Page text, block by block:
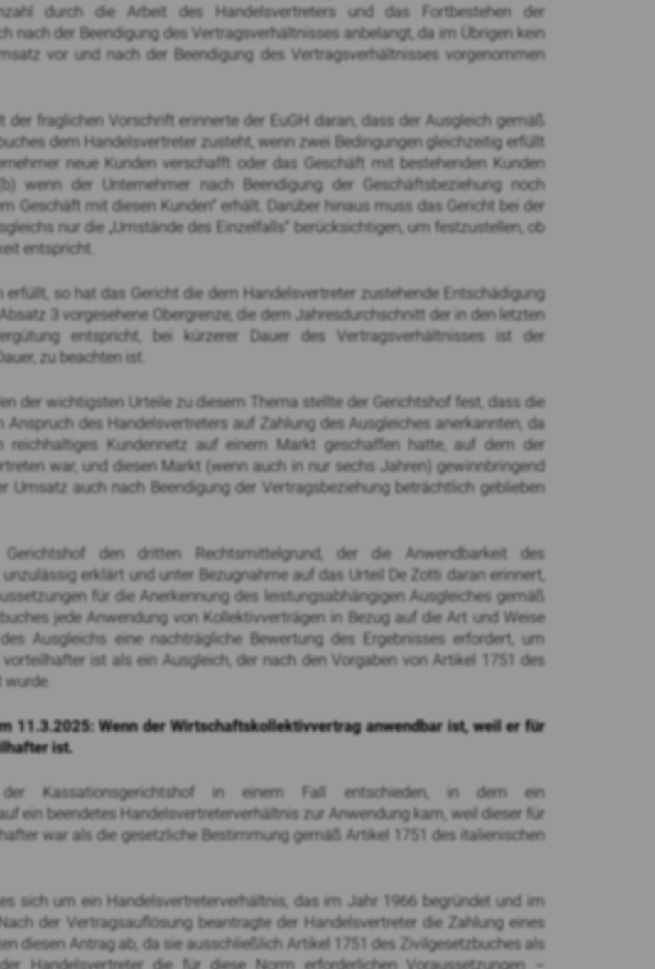
durch die Arbeit des Handelsvertreters und das Fortbestehen der
nach der Beendigung des Vertragsverhältnisses anbelangt, da im Übrigen kein
vor und nach der Beendigung des Vertragsverhältnisses vorgenommen
der fraglichen Vorschrift erinnerte der EuGH daran, dass der Ausgleich gemäß
dem Handelsvertreter zusteht, wenn zwei Bedingungen gleichzeitig erfüllt
neue Kunden verschafft oder das Geschäft mit bestehenden Kunden
wenn der Unternehmer nach Beendigung der Geschäftsbeziehung noch
Geschäft mit diesen Kunden“ erhält. Darüber hinaus muss das Gericht bei der
nur die „Umstände des Einzelfalls“ berücksichtigen, um festzustellen, ob
entspricht.
erfüllt, so hat das Gericht die dem Handelsvertreter zustehende Entschädigung
3 vorgesehene Obergrenze, die dem Jahresdurchschnitt der in den letzten
entspricht, bei kürzerer Dauer des Vertragsverhältnisses ist der
zu beachten ist.
der wichtigsten Urteile zu diesem Thema stellte der Gerichtshof fest, dass die
Anspruch des Handelsvertreters auf Zahlung des Ausgleiches anerkannten, da
Kundennetz auf einem Markt geschaffen hatte, auf dem der
war, und diesen Markt (wenn auch in nur sechs Jahren) gewinnbringend
Umsatz auch nach Beendigung der Vertragsbeziehung beträchtlich geblieben
den dritten Rechtsmittelgrund, der die Anwendbarkeit des
erklärt und unter Bezugnahme auf das Urteil De Zotti daran erinnert,
für die Anerkennung des leistungsabhängigen Ausgleiches gemäß
jede Anwendung von Kollektivverträgen in Bezug auf die Art und Weise
Ausgleichs eine nachträgliche Bewertung des Ergebnisses erfordert, um
ist als ein Ausgleich, der nach den Vorgaben von Artikel 1751 des
11.3.2025: Wenn der Wirtschaftskollektivvertrag anwendbar ist, weil er für
ist.
Kassationsgerichtshof in einem Fall entschieden, in dem ein
ein beendetes Handelsvertreterverhältnis zur Anwendung kam, weil dieser für
war als die gesetzliche Bestimmung gemäß Artikel 1751 des italienischen
sich um ein Handelsvertreterverhältnis, das im Jahr 1966 begründet und im
der Vertragsauflösung beantragte der Handelsvertreter die Zahlung eines
diesen Antrag ab, da sie ausschließlich Artikel 1751 des Zivilgesetzbuches als
Handelsvertreter die für diese Norm erforderlichen Voraussetzungen –